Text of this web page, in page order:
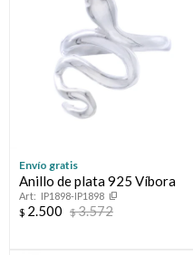
Envío gratis
Anillo de plata 925 Víbora
IP1898-IP1898
$ 2.500 $3.572